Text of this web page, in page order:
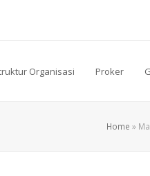
Organisasi Proker
Home »